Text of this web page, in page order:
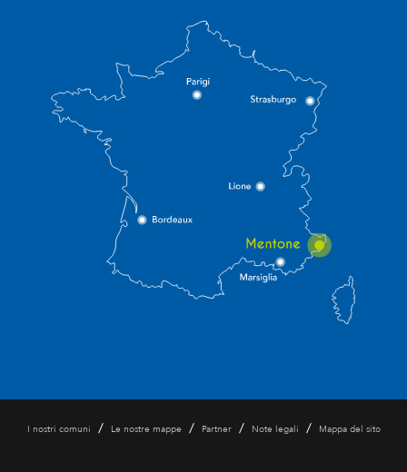
I nostri comuni / Le nostre mappe / Partner / Note legali / Mappa del sito